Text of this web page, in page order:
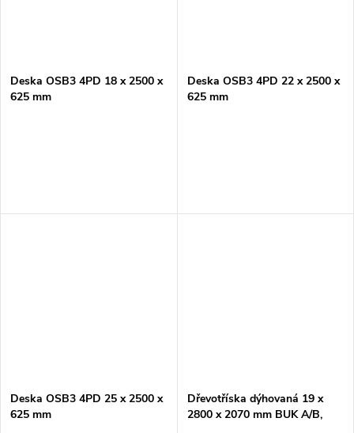
Deska OSB3 4PD 18 x 2500 x
625 mm
Deska OSB3 4PD 22 x 2500 x
625 mm
Deska OSB3 4PD 25 x 2500 x
625 mm
Dřevotříska dýhovaná 19 x
2800 x 2070 mm BUK A/B,